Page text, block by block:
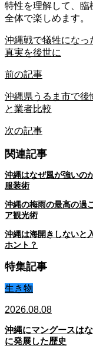
特性を理解して、臨
全体で楽しめます。
沖縄戦で犠牲になっ
真実を後世に
前の記事
沖縄県うるま市で後
と業者比較
次の記事
関連記事
沖縄はなぜ風が強いの
服装術
沖縄の梅雨の最高の過
ア観光術
沖縄は海開きしないと
ホント？
特集記事
生き物
2026.08.08
沖縄にマングースは
に発展した歴史